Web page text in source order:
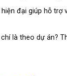
đại giúp hỗ trợ
là theo dự án?